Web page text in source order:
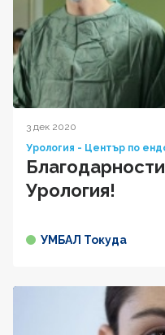
3 дек 2020
Урология - Център по
Урология!
УМБАЛ Токуда